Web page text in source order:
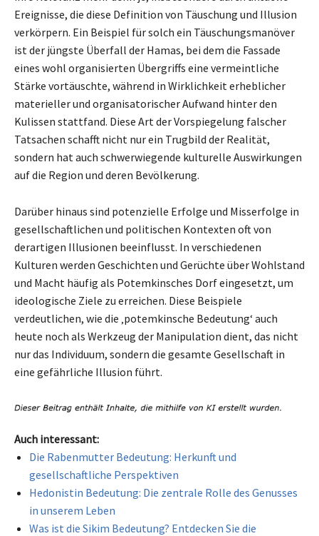
Ereignisse, die diese Definition von Täuschung und Illusion
verkörpern. Ein Beispiel für solch ein Täuschungsmanöver
ist der jüngste Überfall der Hamas, bei dem die Fassade
eines wohl organisierten Übergriffs eine vermeintliche
Stärke vortäuschte, während in Wirklichkeit erheblicher
materieller und organisatorischer Aufwand hinter den
Kulissen stattfand. Diese Art der Vorspiegelung falscher
Tatsachen schafft nicht nur ein Trugbild der Realität,
sondern hat auch schwerwiegende kulturelle Auswirkungen
auf die Region und deren Bevölkerung.
Darüber hinaus sind potenzielle Erfolge und Misserfolge in
gesellschaftlichen und politischen Kontexten oft von
derartigen Illusionen beeinflusst. In verschiedenen
Kulturen werden Geschichten und Gerüchte über Wohlstand
und Macht häufig als Potemkinsches Dorf eingesetzt, um
ideologische Ziele zu erreichen. Diese Beispiele
verdeutlichen, wie die ‚potemkinsche Bedeutung‘ auch
heute noch als Werkzeug der Manipulation dient, das nicht
nur das Individuum, sondern die gesamte Gesellschaft in
eine gefährliche Illusion führt.
Auch interessant:
Die Rabenmutter Bedeutung: Herkunft und
gesellschaftliche Perspektiven
Hedonistin Bedeutung: Die zentrale Rolle des Genusses
in unserem Leben
Was ist die Sikim Bedeutung? Entdecken Sie die